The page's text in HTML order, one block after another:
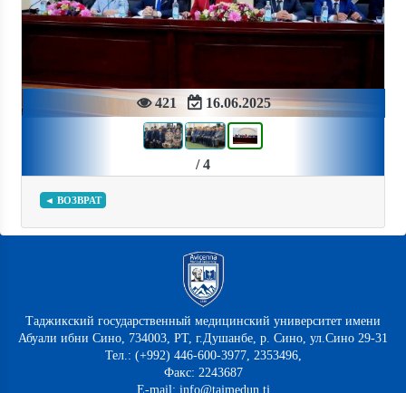
421 16.06.2025
Previous Next
/ 4
◄ ВОЗВРАТ
Таджикский государственный медицинский университет имени
Абуали ибни Сино, 734003, РТ, г.Душанбе, р. Сино, ул.Сино 29-31
Тел.: (+992) 446-600-3977, 2353496,
Факс: 2243687
E-mail: info@tajmedun.tj